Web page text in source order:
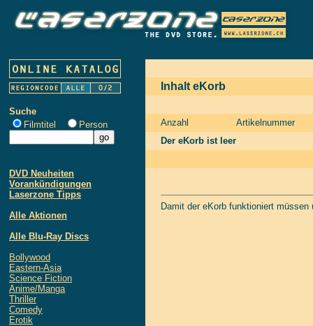
Suche
Filmtitel
Person
DVD Neuheiten
Vorankündigungen
Laserzone Tipps
Alle Aktionen
Alle Blu-Ray Discs
Bollywood
Eastern-Asia
Science Fiction
Anime/Manga
Thriller
Comedy
Erotik
Inhalt eKorb
Anzahl
Artikelnummer
Der eKorb ist leer
Damit der eKorb funktioniert